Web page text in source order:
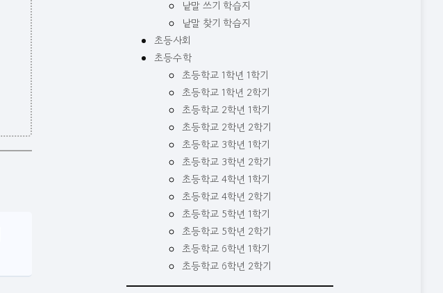
낱말 쓰기 학습지
낱말 찾기 학습지
초등사회
초등수학
초등학교 1학년 1학기
초등학교 1학년 2학기
초등학교 2학년 1학기
초등학교 2학년 2학기
초등학교 3학년 1학기
초등학교 3학년 2학기
초등학교 4학년 1학기
초등학교 4학년 2학기
초등학교 5학년 1학기
초등학교 5학년 2학기
초등학교 6학년 1학기
초등학교 6학년 2학기